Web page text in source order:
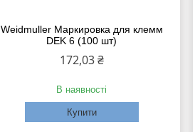
Weidmuller Маркировка для клемм
DEK 6 (100 шт)
172,03 ₴
В наявності
Купити